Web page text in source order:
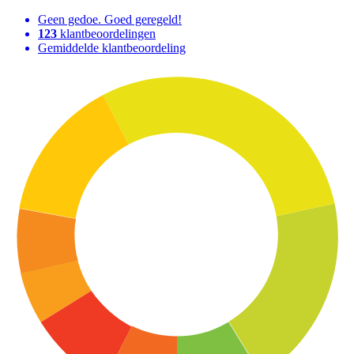
Geen gedoe. Goed geregeld!
123 klantbeoordelingen
Gemiddelde klantbeoordeling